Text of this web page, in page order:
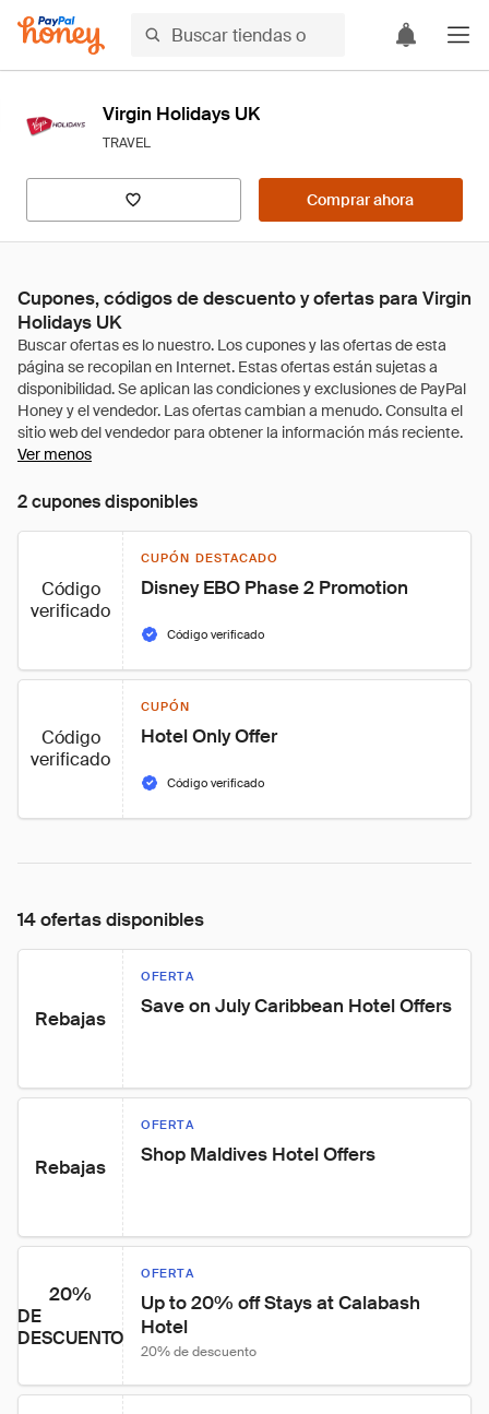
Virgin Holidays UK
TRAVEL
Comprar ahora
Cupones, códigos de descuento y ofertas para Virgin
Holidays UK
Ver menos
2 cupones disponibles
Código
verificado
CUPÓN DESTACADO
Disney EBO Phase 2 Promotion
Código verificado
Código
verificado
CUPÓN
Hotel Only Offer
Código verificado
14 ofertas disponibles
Rebajas
OFERTA
Save on July Caribbean Hotel Offers
Rebajas
OFERTA
Shop Maldives Hotel Offers
20%
DE
DESCUENTO
OFERTA
Up to 20% off Stays at Calabash
Hotel
20% de descuento